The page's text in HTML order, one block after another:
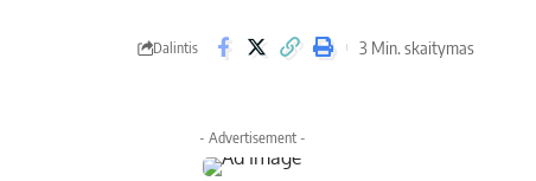
Dalintis 3 Min. skaitymas
- Advertisement -